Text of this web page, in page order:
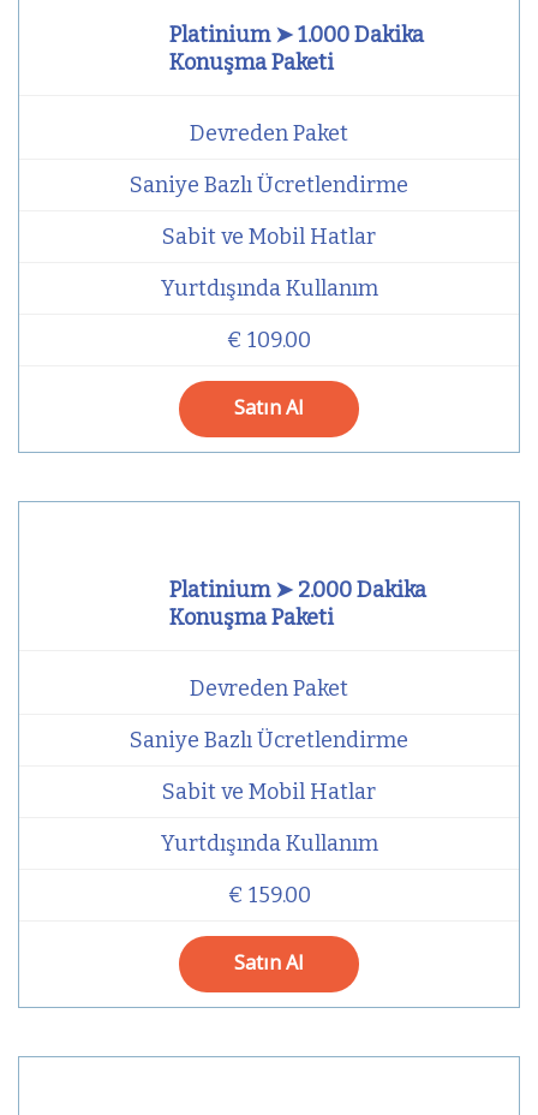
Platinium ➤ 1.000 Dakika
Konuşma Paketi
Devreden Paket
Saniye Bazlı Ücretlendirme
Sabit ve Mobil Hatlar
Yurtdışında Kullanım
€ 109.00
Satın Al
Platinium ➤ 2.000 Dakika
Konuşma Paketi
Devreden Paket
Saniye Bazlı Ücretlendirme
Sabit ve Mobil Hatlar
Yurtdışında Kullanım
€ 159.00
Satın Al